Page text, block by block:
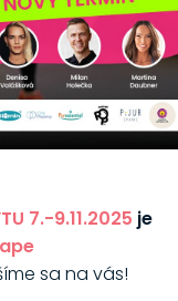
7.-9.11.2025 je
sa na vás!